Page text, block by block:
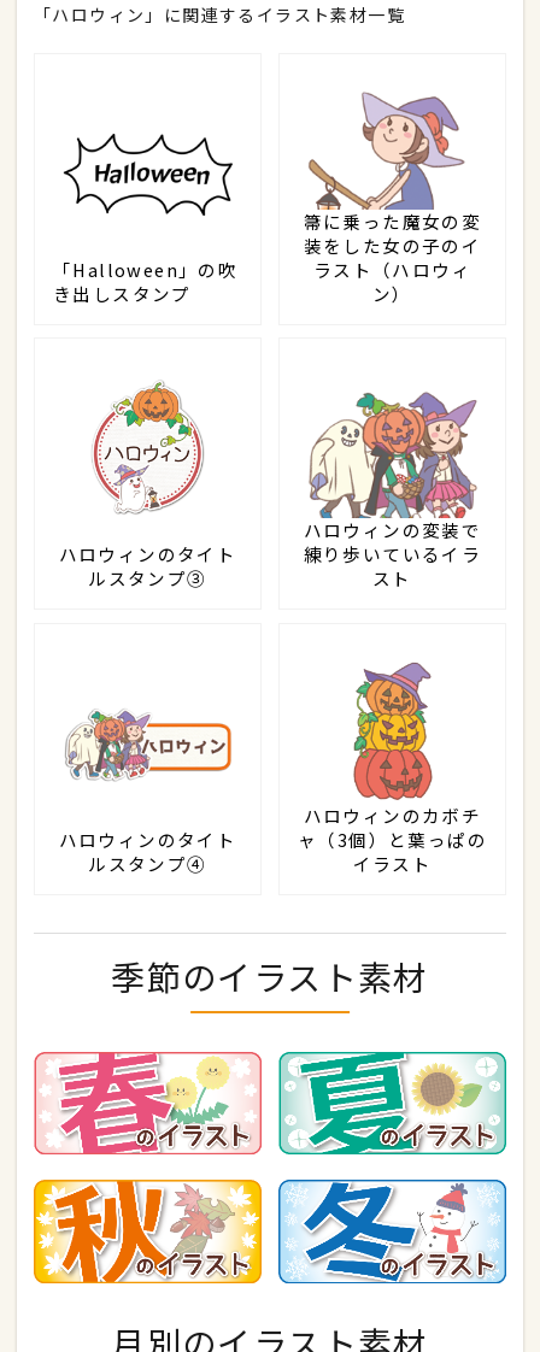
「ハロウィン」に関連するイラスト素材一覧
「Halloween」の吹
き出しスタンプ
箒に乗った魔女の変
装をした女の子のイ
ラスト（ハロウィ
ン）
ハロウィンのタイト
ルスタンプ③
ハロウィンの変装で
練り歩いているイラ
スト
ハロウィンのタイト
ルスタンプ④
ハロウィンのカボチ
ャ（3個）と葉っぱの
イラスト
季節のイラスト素材
月別のイラスト素材